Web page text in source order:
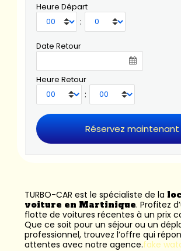
Heure Départ
:
Date Retour
Heure Retour
:
TURBO-CAR est le spécialiste de la
voiture en Martinique. Profitez
flotte de voitures récentes à un prix
Que ce soit pour un séjour ou un
professionnel, trouvez l’offre qui
attentes avec notre agence.fake